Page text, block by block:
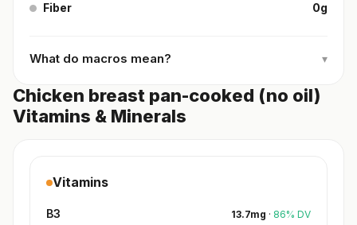
Fiber 0g
What do macros mean? ▾
Chicken breast pan-cooked (no oil)
Vitamins & Minerals
Vitamins
B3 13.7mg · 86% DV